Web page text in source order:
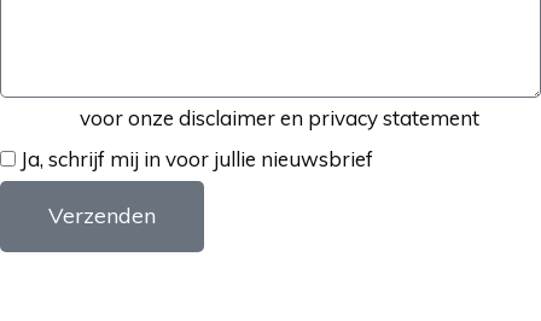
voor onze disclaimer en privacy statement
Ja, schrijf mij in voor jullie nieuwsbrief
Verzenden